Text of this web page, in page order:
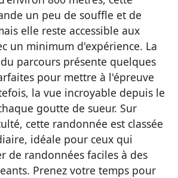
un peu de souffle et de
elle reste accessible aux
un minimum d'expérience. La
parcours présente quelques
pour mettre à l'épreuve
la vue incroyable depuis le
goutte de sueur. Sur
cette randonnée est classée
idéale pour ceux qui
de randonnées faciles à des
Prenez votre temps pour